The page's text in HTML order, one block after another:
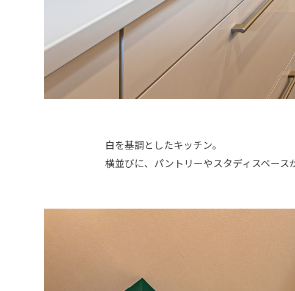
白を基調としたキッチン。
横並びに、パントリーやスタディスペース